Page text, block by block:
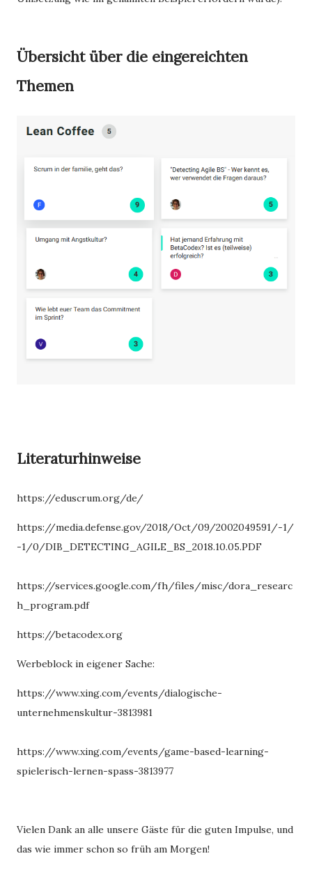
Übersicht über die eingereichten
Themen
Literaturhinweise
https://eduscrum.org/de/
https://media.defense.gov/2018/Oct/09/2002049591/-1/
-1/0/DIB_DETECTING_AGILE_BS_2018.10.05.PDF
https://services.google.com/fh/files/misc/dora_researc
h_program.pdf
https://betacodex.org
Werbeblock in eigener Sache:
https://www.xing.com/events/dialogische-
unternehmenskultur-3813981
https://www.xing.com/events/game-based-learning-
spielerisch-lernen-spass-3813977
Vielen Dank an alle unsere Gäste für die guten Impulse, und
das wie immer schon so früh am Morgen!